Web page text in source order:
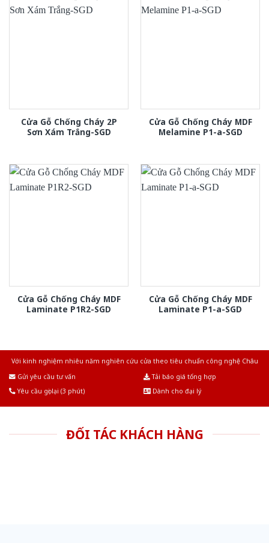
Cửa Gỗ Chống Cháy 2P
Sơn Xám Trắng-SGD
Cửa Gỗ Chống Cháy MDF
Melamine P1-a-SGD
Cửa Gỗ Chống Cháy MDF
Laminate P1R2-SGD
Cửa Gỗ Chống Cháy MDF
Laminate P1-a-SGD
Với kinh nghiệm nhiêu năm nghiên cứu cửa theo tiêu chuẩn công nghệ Châu
Gửi yêu cầu tư vấn
Tải báo giá tổng hợp
Yêu cầu gọi lại (3 phút)
Dành cho đại lý
ĐỐI TÁC KHÁCH HÀNG